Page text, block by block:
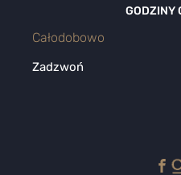
GODZINY
Całodobowo
Zadzwoń